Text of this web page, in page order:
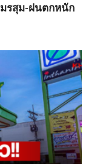
รสุม-ฝนตกหนัก